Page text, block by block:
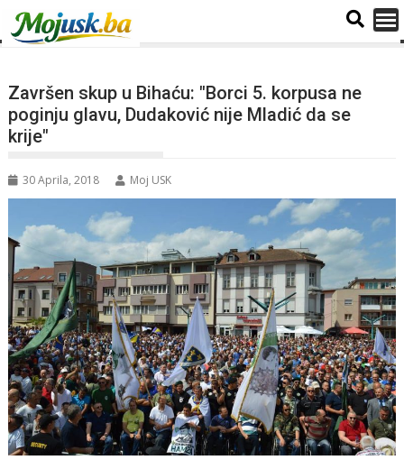
Završen skup u Bihaću: "Borci 5. korpusa ne
poginju glavu, Dudaković nije Mladić da se
krije"
30 Aprila, 2018 Moj USK